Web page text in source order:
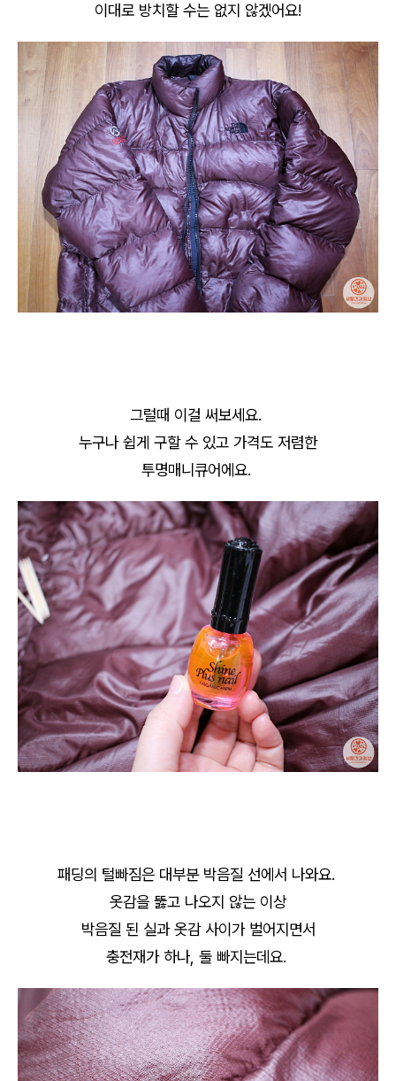
이대로 방치할 수는 없지 않겠어요!
그럴때 이걸 써보세요.
누구나 쉽게 구할 수 있고 가격도 저렴한
투명매니큐어에요.
패딩의 털빠짐은 대부분 박음질 선에서 나와요.
옷감을 뚫고 나오지 않는 이상
박음질 된 실과 옷감 사이가 벌어지면서
충전재가 하나, 둘 빠지는데요.